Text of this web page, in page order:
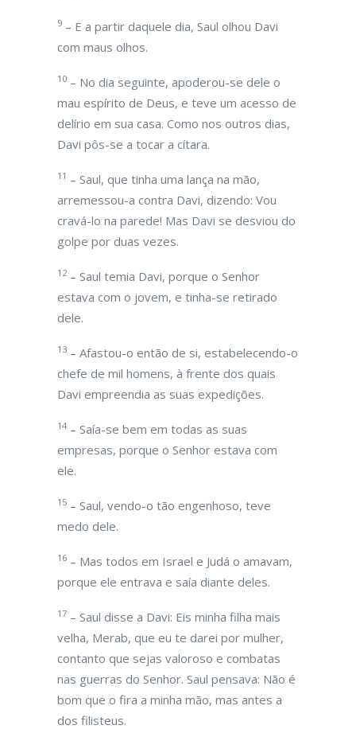
9 – E a partir daquele dia, Saul olhou Davi
com maus olhos.
10 – No dia seguinte, apoderou-se dele o
mau espírito de Deus, e teve um acesso de
delírio em sua casa. Como nos outros dias,
Davi pôs-se a tocar a cítara.
11 – Saul, que tinha uma lança na mão,
arremessou-a contra Davi, dizendo: Vou
cravá-lo na parede! Mas Davi se desviou do
golpe por duas vezes.
12– Saul temia Davi, porque o Senhor
estava com o jovem, e tinha-se retirado
dele.
13 – Afastou-o então de si, estabelecendo-o
chefe de mil homens, à frente dos quais
Davi empreendia as suas expedições.
14 – Saía-se bem em todas as suas
empresas, porque o Senhor estava com
ele.
15 – Saul, vendo-o tão engenhoso, teve
medo dele.
16 – Mas todos em Israel e Judá o amavam,
porque ele entrava e saía diante deles.
17 – Saul disse a Davi: Eis minha filha mais
velha, Merab, que eu te darei por mulher,
contanto que sejas valoroso e combatas
nas guerras do Senhor. Saul pensava: Não é
bom que o fira a minha mão, mas antes a
dos filisteus.